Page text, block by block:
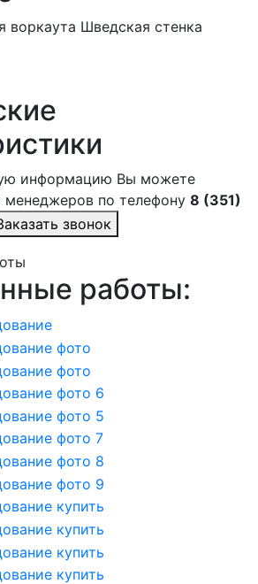
воркаута Шведская стенка
информацию Вы можете
менеджеров по телефону 8 (351)
звонок
работы: